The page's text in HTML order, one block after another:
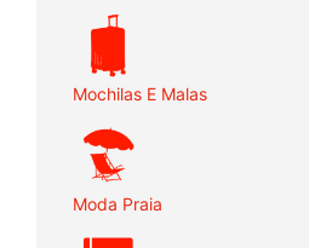
Mochilas E Malas
Moda Praia